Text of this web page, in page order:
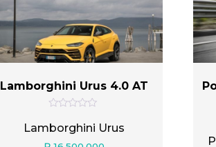
Lamborghini Urus 4.0 AT
ц
е
н
Lamborghini Urus